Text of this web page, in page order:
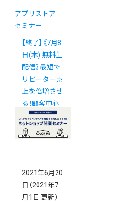
アプリストア
セミナー
【終了】《7月8
日(木) 無料生
配信》最短で
リピーター売
上を倍増させ
る！顧客中心
CRM活用セミ
ナー
2021年6月20
日 （2021年7
月1日 更新）